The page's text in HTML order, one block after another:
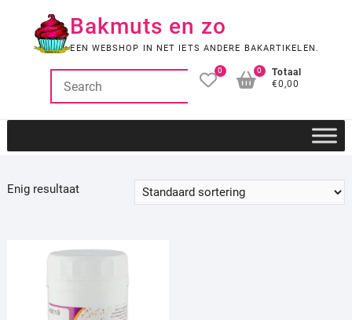
Bakmuts en zo
EEN WEBSHOP IN NET IETS ANDERE BAKARTIKELEN.
0
Totaal
€0,00
0
Enig resultaat